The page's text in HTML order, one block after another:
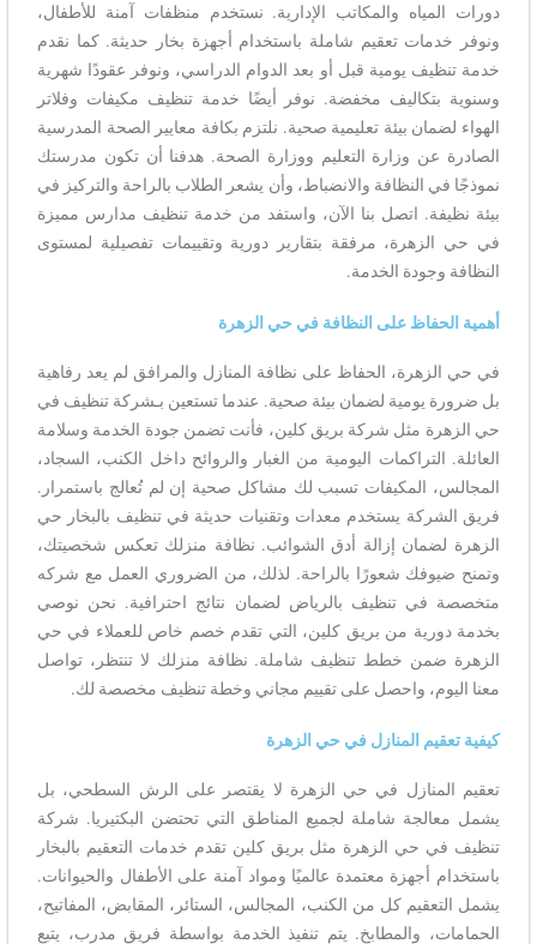
دورات المياه والمكاتب الإدارية. نستخدم منظفات آمنة للأطفال،
ونوفر خدمات تعقيم شاملة باستخدام أجهزة بخار حديثة. كما نقدم
خدمة تنظيف يومية قبل أو بعد الدوام الدراسي، ونوفر عقودًا شهرية
وسنوية بتكاليف مخفضة. نوفر أيضًا خدمة تنظيف مكيفات وفلاتر
الهواء لضمان بيئة تعليمية صحية. نلتزم بكافة معايير الصحة المدرسية
الصادرة عن وزارة التعليم ووزارة الصحة. هدفنا أن تكون مدرستك
نموذجًا في النظافة والانضباط، وأن يشعر الطلاب بالراحة والتركيز في
بيئة نظيفة. اتصل بنا الآن، واستفد من خدمة تنظيف مدارس مميزة
في حي الزهرة، مرفقة بتقارير دورية وتقييمات تفصيلية لمستوى
النظافة وجودة الخدمة.
أهمية الحفاظ على النظافة في حي الزهرة
في حي الزهرة، الحفاظ على نظافة المنازل والمرافق لم يعد رفاهية
بل ضرورة يومية لضمان بيئة صحية. عندما تستعين بـشركة تنظيف في
حي الزهرة مثل شركة بريق كلين، فأنت تضمن جودة الخدمة وسلامة
العائلة. التراكمات اليومية من الغبار والروائح داخل الكنب، السجاد،
المجالس، المكيفات تسبب لك مشاكل صحية إن لم تُعالج باستمرار.
فريق الشركة يستخدم معدات وتقنيات حديثة في تنظيف بالبخار حي
الزهرة لضمان إزالة أدق الشوائب. نظافة منزلك تعكس شخصيتك،
وتمنح ضيوفك شعورًا بالراحة. لذلك، من الضروري العمل مع شركه
متخصصة في تنظيف بالرياض لضمان نتائج احترافية. نحن نوصي
بخدمة دورية من بريق كلين، التي تقدم خصم خاص للعملاء في حي
الزهرة ضمن خطط تنظيف شاملة. نظافة منزلك لا تنتظر، تواصل
معنا اليوم، واحصل على تقييم مجاني وخطة تنظيف مخصصة لك.
كيفية تعقيم المنازل في حي الزهرة
تعقيم المنازل في حي الزهرة لا يقتصر على الرش السطحي، بل
يشمل معالجة شاملة لجميع المناطق التي تحتضن البكتيريا. شركة
تنظيف في حي الزهرة مثل بريق كلين تقدم خدمات التعقيم بالبخار
باستخدام أجهزة معتمدة عالميًا ومواد آمنة على الأطفال والحيوانات.
يشمل التعقيم كل من الكنب، المجالس، الستائر، المقابض، المفاتيح،
الحمامات، والمطابخ. يتم تنفيذ الخدمة بواسطة فريق مدرب، يتبع